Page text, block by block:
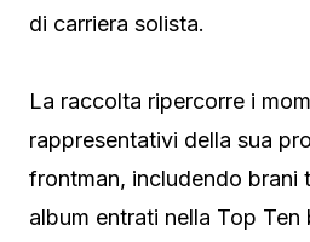
di carriera solista.
La raccolta ripercorre i
rappresentativi della sua
frontman, includendo brani
album entrati nella Top Ten